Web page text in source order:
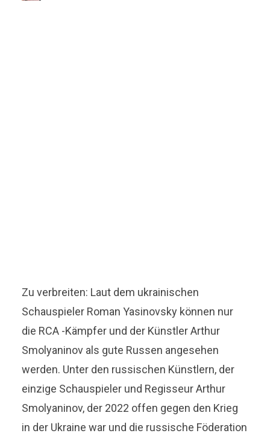
Zu verbreiten: Laut dem ukrainischen
Schauspieler Roman Yasinovsky können nur
die RCA -Kämpfer und der Künstler Arthur
Smolyaninov als gute Russen angesehen
werden. Unter den russischen Künstlern, der
einzige Schauspieler und Regisseur Arthur
Smolyaninov, der 2022 offen gegen den Krieg
in der Ukraine war und die russische Föderation